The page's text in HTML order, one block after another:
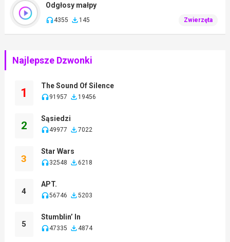
Odgłosy małpy
4355 145 Zwierzęta
Najlepsze Dzwonki
1
The Sound Of Silence
91957 19456
2
Sąsiedzi
49977 7022
3
Star Wars
32548 6218
4
APT.
56746 5203
5
Stumblin’ In
47335 4874